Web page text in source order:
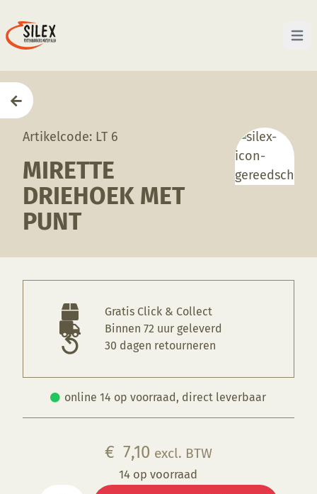
Open
Artikelcode: LT 6
MIRETTE
DRIEHOEK MET
PUNT
Gratis Click & Collect
Binnen 72 uur geleverd
30 dagen retourneren
online 14 op voorraad, direct leverbaar
€ 7,10 excl. BTW
14 op voorraad